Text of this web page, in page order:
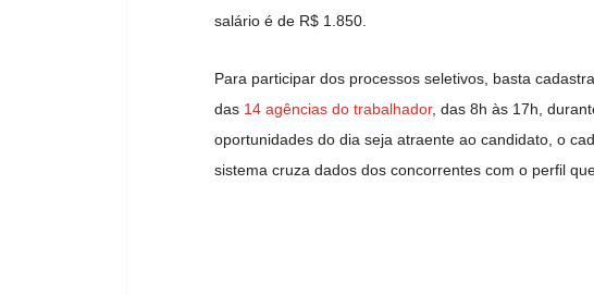
salário é de R$ 1.850.
Para participar dos processos seletivos, basta
das 14 agências do trabalhador, das 8h às 17h,
oportunidades do dia seja atraente ao candidato, o
sistema cruza dados dos concorrentes com o perfil